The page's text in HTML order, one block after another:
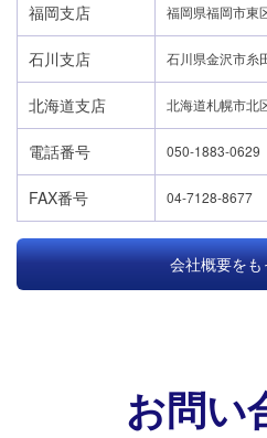
福岡支店 福岡県福岡市東
石川支店 石川県金沢市糸
北海道支店 北海道札幌市北
電話番号 050-1883-0629
FAX番号 04-7128-8677
会社概要を
お問い